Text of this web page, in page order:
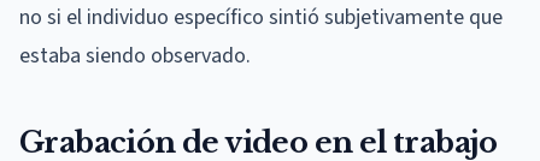
no si el individuo específico sintió subjetivamente que
estaba siendo observado.
Grabación de video en el trabajo